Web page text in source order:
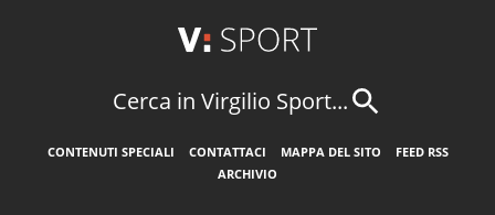
Cerca in Virgilio Sport...
CONTENUTI SPECIALI CONTATTACI MAPPA DEL SITO
FEED RSS
ARCHIVIO